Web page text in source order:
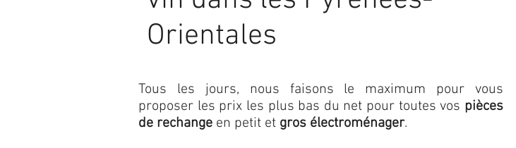
Orientales
Tous les jours, nous faisons le maximum pour vous
proposer les prix les plus bas du net pour toutes vos pièces
de rechange en petit et gros électroménager.